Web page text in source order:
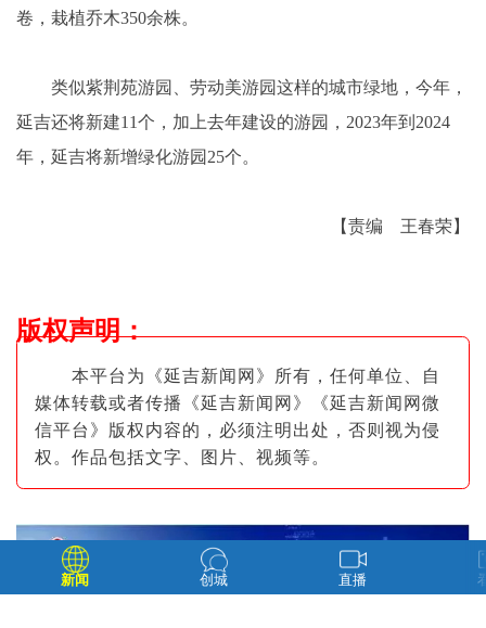
卷，栽植乔木350余株。
类似紫荆苑游园、劳动美游园这样的城市绿地，今年，
延吉还将新建11个，加上去年建设的游园，2023年到2024
年，延吉将新增绿化游园25个。
【责编 王春荣】
版权声明：
本平台为《延吉新闻网》所有，任何单位、自
媒体转载或者传播《延吉新闻网》《延吉新闻网微
信平台》版权内容的，必须注明出处，否则视为侵
权。作品包括文字、图片 、视频等。
新闻 创城 直播